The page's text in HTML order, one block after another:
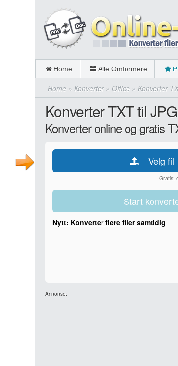
Home Alle Omformere
Home » Konverter» Office » Konverter
Konverter TXT til JPG
Konverter online og gratis
Velg fil
Gratis:
Start
Nytt: Konverter flere filer samtidig
Annonse: